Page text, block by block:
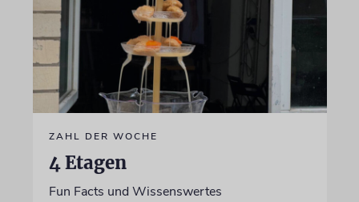
ZAHL DER WOCHE
4 Etagen
Fun Facts und Wissenswertes